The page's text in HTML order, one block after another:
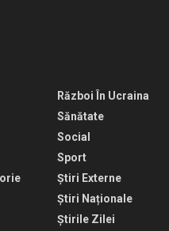
Război În Ucraina
Sănătate
Social
Sport
Știri Externe
Știri Naționale
Știrile Zilei